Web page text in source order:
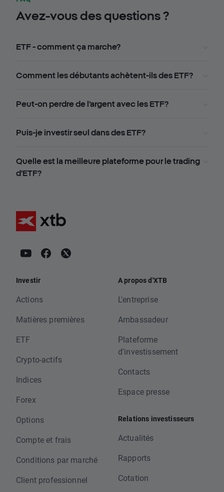
Avez-vous des questions ?
ETF - comment ça marche?
Comment les débutants achètent-ils des ETF?
Peut-on perdre de l'argent avec les ETF?
Puis-je investir seul dans des ETF?
Quelle est la meilleure plateforme pour le trading
d'ETF?
Investir
Actions
Matières premières
ETF
Crypto-actifs
Indices
Forex
Options
Compte et frais
Conditions par marché
Client professionnel
A propos d'XTB
L'entreprise
Ambassadeur
Plateforme
d'investissement
Contacts
Espace presse
Relations investisseurs
Actualités
Rapports
Cotation